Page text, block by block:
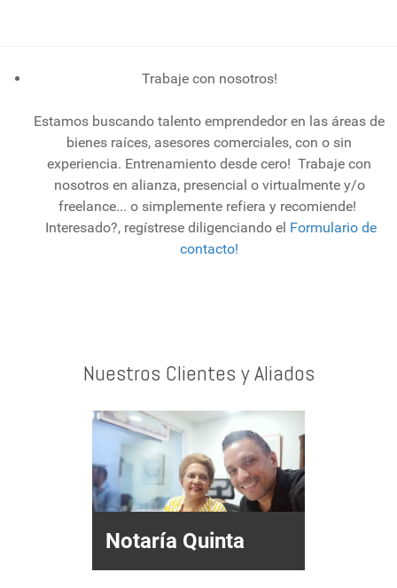
Trabaje con nosotros!
Estamos buscando talento emprendedor en las áreas de
bienes raíces, asesores comerciales, con o sin
experiencia. Entrenamiento desde cero! Trabaje con
nosotros en alianza, presencial o virtualmente y/o
freelance... o simplemente refiera y recomiende!
Interesado?, regístrese diligenciando el Formulario de
contacto!
Nuestros Clientes y Aliados
Notaría Quinta